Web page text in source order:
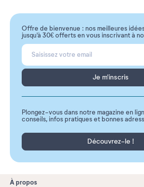
Offre de bienvenue : nos meilleures
jusqu'à 30€ offerts en vous inscrivant à
Je m'inscris
Plongez-vous dans notre magazine en
conseils, infos pratiques et bonnes
Découvrez-le !
À propos